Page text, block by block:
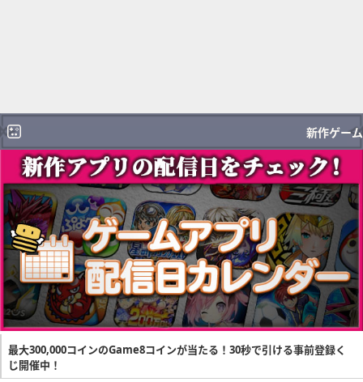
新作ゲーム
最大300,000コインのGame8コインが当たる！30秒で引ける事前登録く
じ開催中！